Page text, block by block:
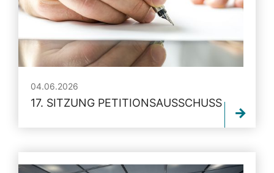
04.06.2026
17. SITZUNG PETITIONSAUSSCHUSS